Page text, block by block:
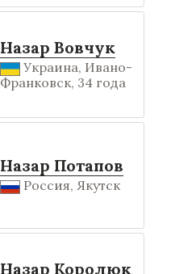
Назар Вовчук
Украина, Ивано-
Франковск, 34 года
Назар Потапов
Россия, Якутск
Назар Королюк